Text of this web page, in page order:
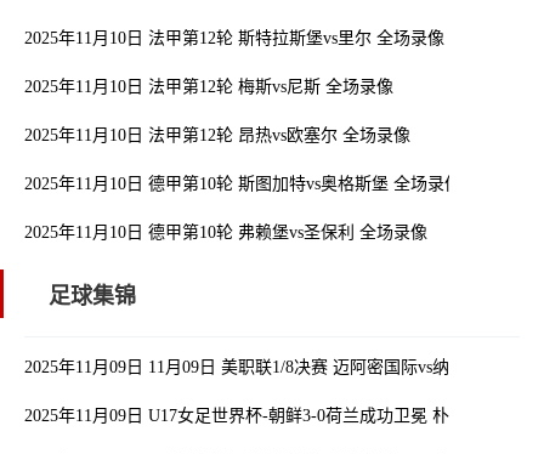
2025年11月10日 法甲第12轮 斯特拉斯堡vs里尔 全场录像
2025年11月10日 法甲第12轮 梅斯vs尼斯 全场录像
2025年11月10日 法甲第12轮 昂热vs欧塞尔 全场录像
2025年11月10日 德甲第10轮 斯图加特vs奥格斯堡 全场录像
2025年11月10日 德甲第10轮 弗赖堡vs圣保利 全场录像
足球集锦
2025年11月09日 11月09日 美职联1/8决赛 迈阿密国际vs纳什维尔 进球
2025年11月09日 U17女足世界杯-朝鲜3-0荷兰成功卫冕 朴礼英传射金